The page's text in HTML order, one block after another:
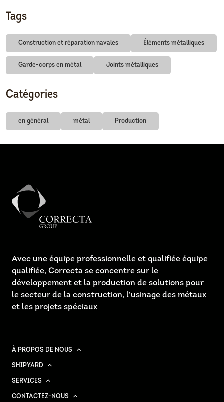
Tags
Construction et réparation navales Éléments métalliques
Garde-corps en métal Joints métalliques
Catégories
en général métal Production
Avec une équipe professionnelle et qualifiée équipe
qualifiée, Correcta se concentre sur le
développement et la production de solutions pour
le secteur de la construction, l'usinage des métaux
et les projets spéciaux
À PROPOS DE NOUS
SHIPYARD
SERVICES
CONTACTEZ-NOUS